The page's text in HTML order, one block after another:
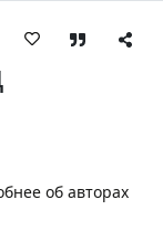
об авторах